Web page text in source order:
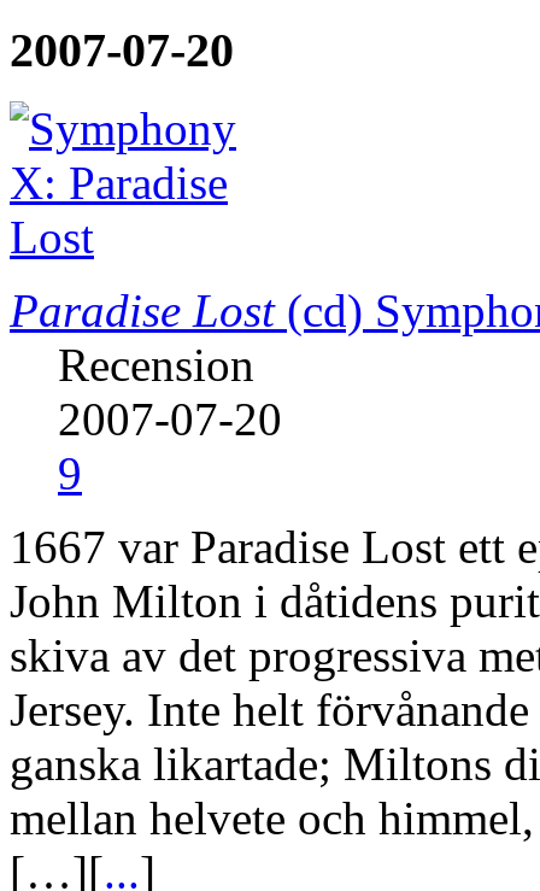
2007-07-20
Paradise Lost(cd)
Recension
2007-07-20
9
1667 var Paradise Lost ett
John Milton i dåtidens
skiva av det progressiva
Jersey. Inte helt
ganska likartade; Miltons
mellan helvete och
[…][...]